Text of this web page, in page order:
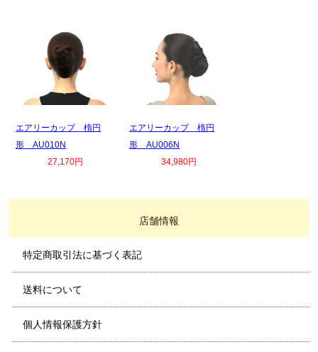
エアリーカップ 楕円
形 AU010N
27,170円
エアリーカップ 楕円
形 AU006N
34,980円
店舗情報
特定商取引法に基づく表記
送料について
個人情報保護方針